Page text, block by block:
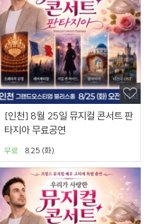
[인천] 8월 25일 뮤지컬 콘서트 판
타지아 무료공연
8.25 (화)
무료